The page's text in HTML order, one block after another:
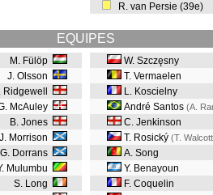
R. van Persie (39e)
EQUIPES
M. Fülöp
J. Olsson
Ridgewell
McAuley
B. Jones
J. Morrison
G. Dorrans
Mulumbu
S. Long
W. Szczęsny
T. Vermaelen
L. Koscielny
André Santos (A.
C. Jenkinson
T. Rosický (T.
A. Song
Y. Benayoun
F. Coquelin